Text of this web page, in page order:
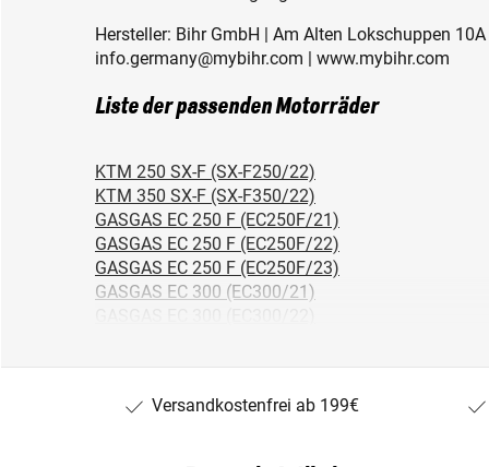
Hersteller: Bihr GmbH | Am Alten Lokschuppen
info.germany@mybihr.com | www.mybihr.com
Liste der passenden Motorräder
KTM 250 SX-F (SX-F250/22)
KTM 350 SX-F (SX-F350/22)
GASGAS EC 250 F (EC250F/21)
GASGAS EC 250 F (EC250F/22)
GASGAS EC 250 F (EC250F/23)
GASGAS EC 300 (EC300/21)
GASGAS EC 350 F (EC350F/21)
GASGAS EC 350 F (EC350F/23)
Versandkostenfrei ab 199€